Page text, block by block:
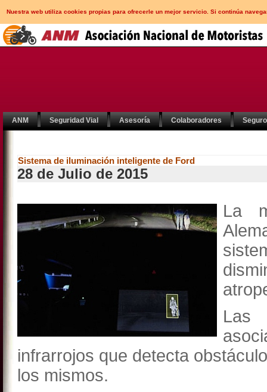
Nuestra web utiliza cookies propias para ofrecerle un mejor servicio. Si continúa
ANM Seguridad Vial Asesoría Colaboradores
Sistema de iluminación inteligente de Ford
28 de Julio de 2015
La
Las
infrarrojos que detecta
los mismos.